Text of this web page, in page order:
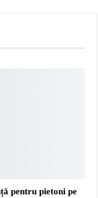
pentru pietoni pe